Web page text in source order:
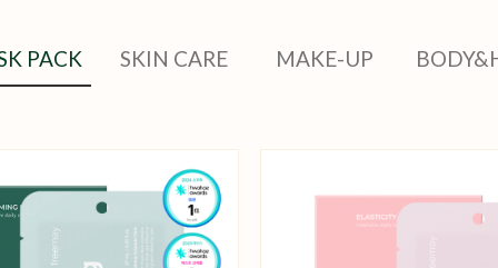
PACK SKIN CARE MAKE-UP